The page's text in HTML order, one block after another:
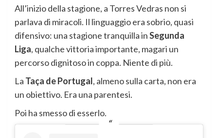
All’inizio della stagione, a Torres Vedras non si
parlava di miracoli. Il linguaggio era sobrio, quasi
difensivo: una stagione tranquilla inSegunda
Liga, qualche vittoria importante, magari un
percorso dignitoso in coppa. Niente di più.
La Taça de Portugal, almeno sulla carta, non era
un obiettivo. Era una parentesi.
Poi ha smesso di esserlo.